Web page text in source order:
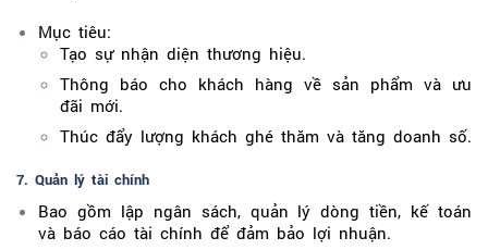
Mục tiêu:
Tạo sự nhận diện thương hiệu.
Thông báo cho khách hàng về sản phẩm và ưu
đãi mới.
Thúc đẩy lượng khách ghé thăm và tăng doanh số.
7. Quản lý tài chính
Bao gồm lập ngân sách, quản lý dòng tiền, kế toán
và báo cáo tài chính để đảm bảo lợi nhuận.